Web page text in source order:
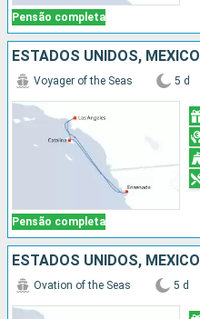
Pensão completa
ESTADOS UNIDOS, MÉXICO
Pensão completa
Voyager of the Seas 5 d
ESTADOS UNIDOS, MÉXICO
Ovation of the Seas 5 d